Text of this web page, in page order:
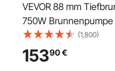
VEVOR 88 mm
750W Brunnenpumpe
Tauchpumpe max.
Rohrpumpe 230V
IP68 Wasserpumpe 11
(1,800)
15390€